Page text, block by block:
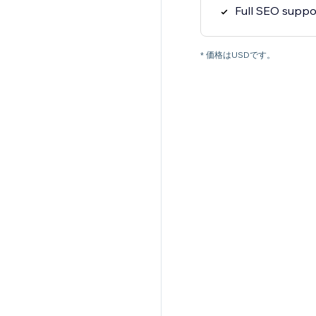
Full SEO
* 価格はUSDです。